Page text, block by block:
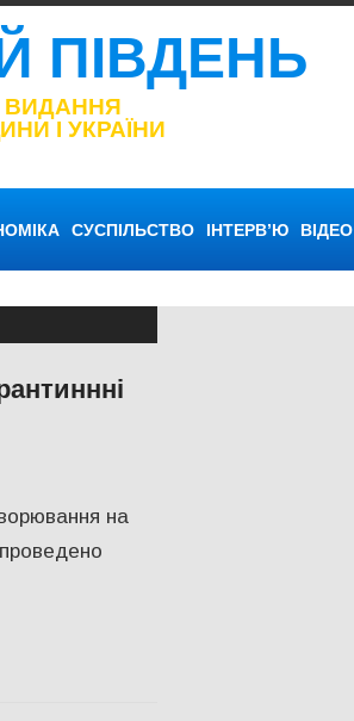
ПІВДЕНЬ
ВИДАННЯ
І УКРАЇНИ
СУСПІЛЬСТВО ІНТЕРВ’Ю ВІДЕО
на